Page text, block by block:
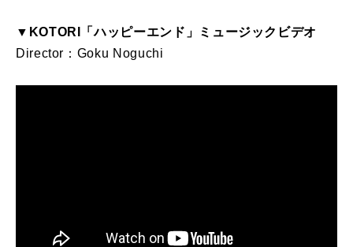
▼ KOTORI 「ハッピーエンド 」ミュージックビデオ
Director：Goku Noguchi